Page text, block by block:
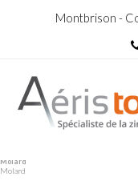
Montbrison -
Molard
Molard